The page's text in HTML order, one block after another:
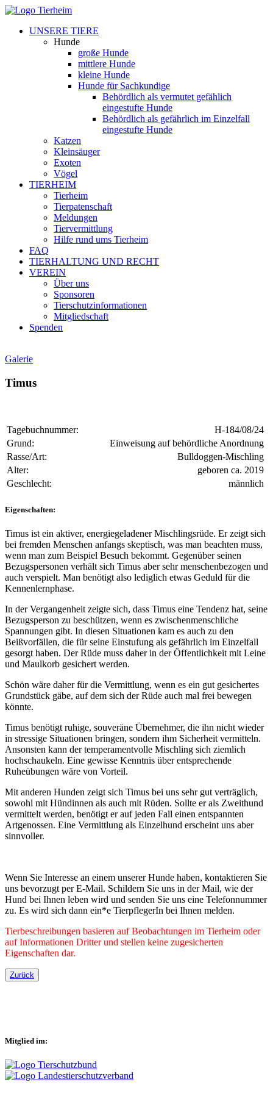
UNSERE TIERE
Hunde
große Hunde
mittlere Hunde
kleine Hunde
Hunde für Sachkundige
Behördlich als vermutet gefählich
eingestufte Hunde
Behördlich als gefährlich im Einzelfall
eingestufte Hunde
Katzen
Kleinsäuger
Exoten
Vögel
TIERHEIM
Tierheim
Tierpatenschaft
Meldungen
Tiervermittlung
Hilfe rund ums Tierheim
FAQ
TIERHALTUNG UND RECHT
VEREIN
Über uns
Sponsoren
Tierschutzinformationen
Mitgliedschaft
Spenden
Galerie
Timus
Tagebuchnummer:
H-184/08/24
Grund:
Einweisung auf behördliche Anordnung
Rasse/Art:
Bulldoggen-Mischling
Alter:
geboren ca. 2019
Geschlecht:
männlich
Eigenschaften:
Timus ist ein aktiver, energiegeladener Mischlingsrüde. Er zeigt sich
bei fremden Menschen anfangs skeptisch, was man beachten muss,
wenn man zum Beispiel Besuch bekommt. Gegenüber seinen
Bezugspersonen verhält sich Timus aber sehr menschenbezogen und
auch verspielt. Man benötigt also lediglich etwas Geduld für die
Kennenlernphase.
In der Vergangenheit zeigte sich, dass Timus eine Tendenz hat, seine
Bezugsperson zu beschützen, wenn es zwischenmenschliche
Spannungen gibt. In diesen Situationen kam es auch zu den
Beißvorfällen, die für seine Einstufung als gefährlich im Einzelfall
gesorgt haben. Der Rüde muss daher in der Öffentlichkeit mit Leine
und Maulkorb gesichert werden.
Schön wäre daher für die Vermittlung, wenn es ein gut gesichertes
Grundstück gäbe, auf dem sich der Rüde auch mal frei bewegen
könnte.
Timus benötigt ruhige, souveräne Übernehmer, die ihn nicht wieder
in stressige Situationen bringen, sondern ihm Sicherheit vermitteln.
Ansonsten kann der temperamentvolle Mischling sich ziemlich
hochschaukeln. Eine gewisse Kenntnis über entsprechende
Ruheübungen wäre von Vorteil.
Mit anderen Hunden zeigt sich Timus bei uns sehr gut verträglich,
sowohl mit Hündinnen als auch mit Rüden. Sollte er als Zweithund
vermittelt werden, benötigt er auf jeden Fall einen entspannten
Artgenossen. Eine Vermittlung als Einzelhund erscheint uns aber
sinnvoller.
Wenn Sie Interesse an einem unserer Hunde haben, kontaktieren Sie
uns bevorzugt per E-Mail. Schildern Sie uns in der Mail, wie der
Hund bei Ihnen leben wird und senden Sie uns eine Telefonnummer
zu. Es wird sich dann ein*e TierpflegerIn bei Ihnen melden.
Tierbeschreibungen basieren auf Beobachtungen im Tierheim oder
auf Informationen Dritter und stellen keine zugesicherten
Eigenschaften dar.
Zurück
Mitglied im: